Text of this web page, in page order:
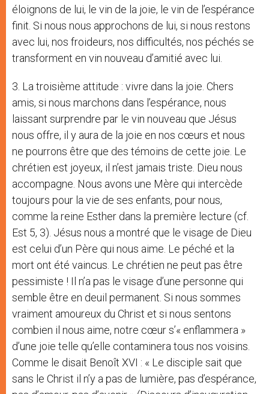
éloignons de lui, le vin de la joie, le vin de l’espérance
finit. Si nous nous approchons de lui, si nous restons
avec lui, nos froideurs, nos difficultés, nos péchés se
transforment en vin nouveau d’amitié avec lui.
3. La troisième attitude : vivre dans la joie. Chers
amis, si nous marchons dans l’espérance, nous
laissant surprendre par le vin nouveau que Jésus
nous offre, il y aura de la joie en nos cœurs et nous
ne pourrons être que des témoins de cette joie. Le
chrétien est joyeux, il n’est jamais triste. Dieu nous
accompagne. Nous avons une Mère qui intercède
toujours pour la vie de ses enfants, pour nous,
comme la reine Esther dans la première lecture (cf.
Est 5, 3). Jésus nous a montré que le visage de Dieu
est celui d’un Père qui nous aime. Le péché et la
mort ont été vaincus. Le chrétien ne peut pas être
pessimiste ! Il n’a pas le visage d’une personne qui
semble être en deuil permanent. Si nous sommes
vraiment amoureux du Christ et si nous sentons
combien il nous aime, notre cœur s’« enflammera »
d’une joie telle qu’elle contaminera tous nos voisins.
Comme le disait Benoît XVI : « Le disciple sait que
sans le Christ il n’y a pas de lumière, pas d’espérance,